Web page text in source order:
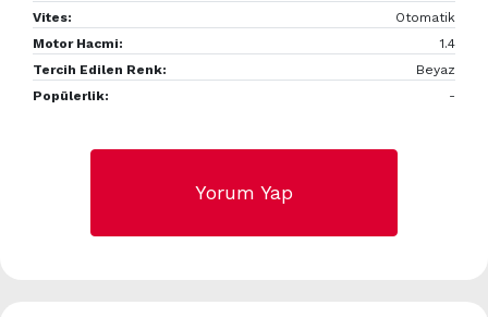
Vites:
Otomatik
Motor Hacmi:
1.4
Tercih Edilen Renk:
Beyaz
Popülerlik:
-
Yorum Yap